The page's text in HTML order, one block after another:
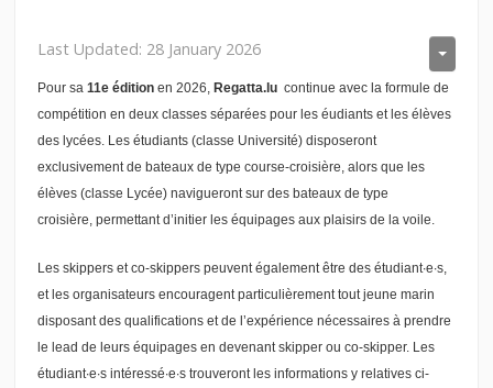
Last Updated: 28 January 2026
Pour sa 11e éditionen 2026, Regatta.lu continue avec la formule de
compétition en deux classes séparées pour les éudiants et les élèves
des lycées. Les étudiants (classe Université) disposeront
exclusivement de bateaux de type course-croisière, alors que les
élèves (classe Lycée) navigueront sur des bateaux de type
croisière, permettant d’initier les équipages aux plaisirs de la voile.
Les skippers et co-skippers peuvent également être des étudiant∙e∙s,
et les organisateurs encouragent particulièrement tout jeune marin
disposant des qualifications et de l’expérience nécessaires à prendre
le lead de leurs équipages en devenant skipper ou co-skipper. Les
étudiant∙e∙s intéressé∙e∙s trouveront les informations y relatives ci-